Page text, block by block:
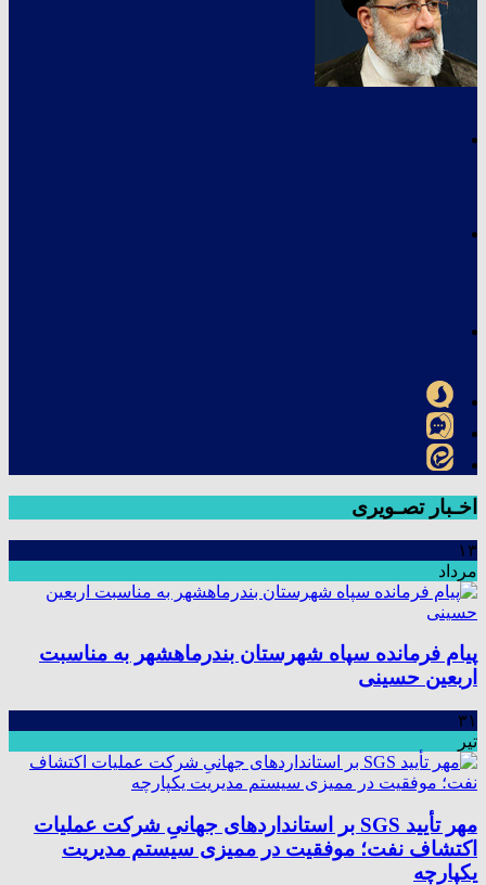
اخـبار تصـویری
۱۳
مرداد
پیام فرمانده سپاه شهرستان بندرماهشهر به مناسبت
اربعین حسینی
۳۱
تیر
مهر تأیید SGS بر استانداردهای جهانیِ شرکت عملیات
اکتشاف نفت؛ موفقیت در ممیزی سیستم مدیریت
یکپارچه